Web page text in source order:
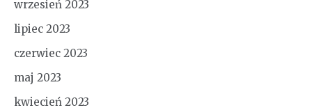
wrzesień 2023
lipiec 2023
czerwiec 2023
maj 2023
kwiecień 2023